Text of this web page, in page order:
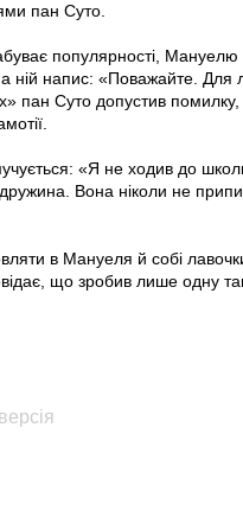
пан Суто.
популярності, Мануелю
ній напис: «Поважайте. Для
пан Суто допустив
«Я не ходив до
Вона ніколи не
в Мануеля й собі
що зробив лише одну